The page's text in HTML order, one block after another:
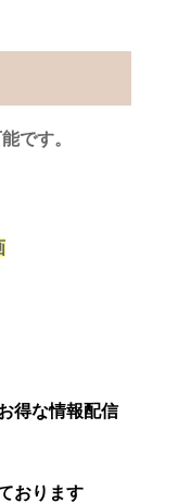
です。
得な情報配信
おります